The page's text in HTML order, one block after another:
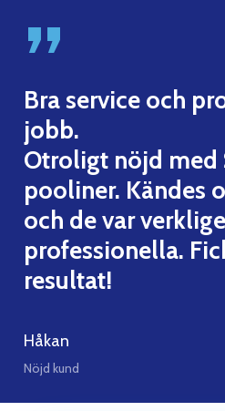
”
Bra service och
jobb.
Otroligt nöjd med
pooliner. Kändes
och de var
professionella.
resultat!
Håkan
Nöjd kund